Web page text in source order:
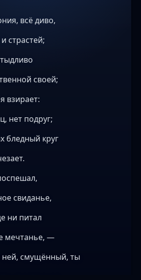
всё диво,
страстей;
своей;
взирает:
нет подруг;
бледный круг
свиданье,
ни питал
мечтанье, —
ней, смущённый, ты
невольно,